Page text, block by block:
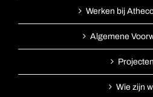
Werken bij
Algemene
Projecten
Wie zijn